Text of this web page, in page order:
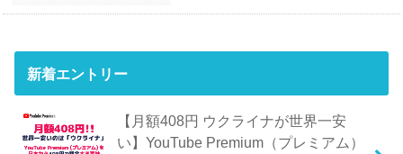
新着エントリー
【月額408円 ウクライナが世界一安
い】YouTube Premium（プレミアム）